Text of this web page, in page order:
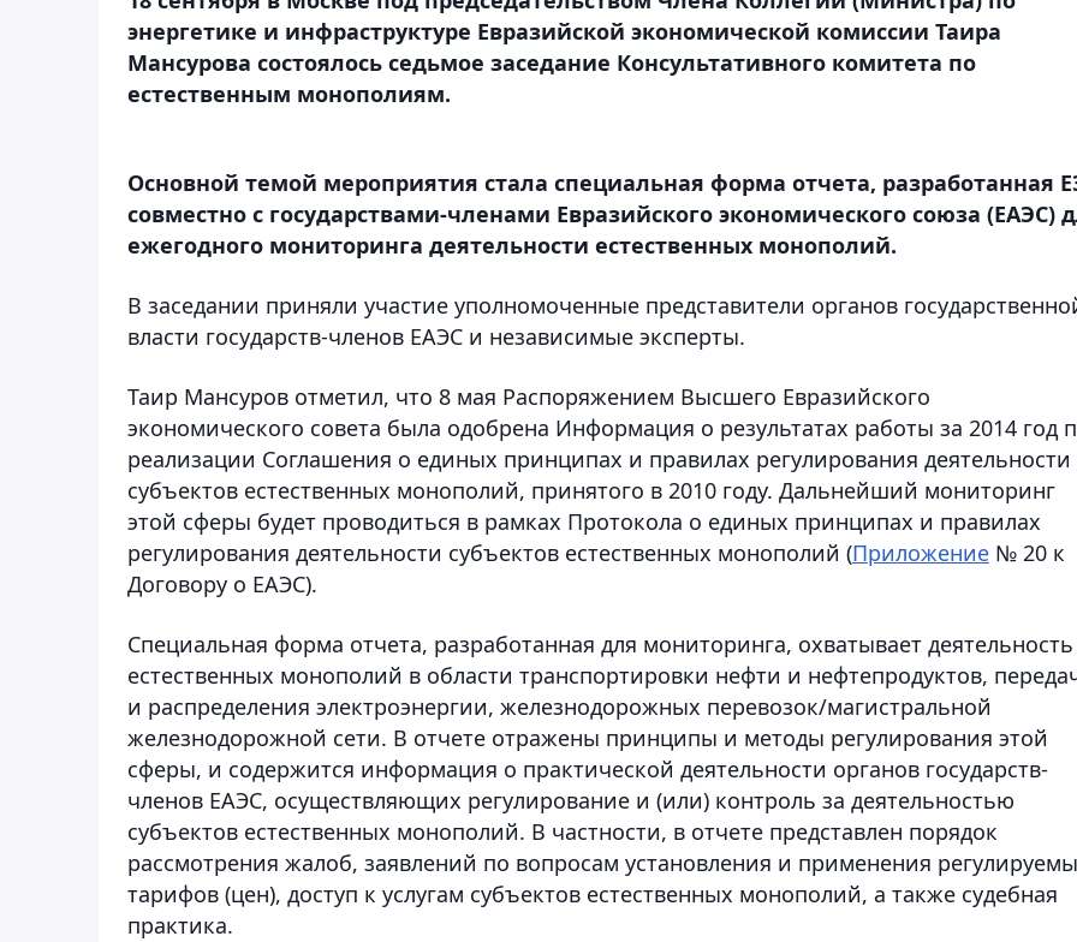
энергетике и инфраструктуре Евразийской экономической комиссии Таира
Мансурова состоялось седьмое заседание Консультативного комитета по
естественным монополиям.
Основной темой мероприятия стала специальная форма отчета, разработанная
совместно с государствами-членами Евразийского экономического союза (ЕАЭС)
ежегодного мониторинга деятельности естественных монополий.
В заседании приняли участие уполномоченные представители органов
власти государств-членов ЕАЭС и независимые эксперты.
Таир Мансуров отметил, что 8 мая Распоряжением Высшего Евразийского
экономического совета была одобрена Информация о результатах работы за 2014 год
реализации Соглашения о единых принципах и правилах регулирования деятельности
субъектов естественных монополий, принятого в 2010 году. Дальнейший мониторинг
этой сферы будет проводиться в рамках Протокола о единых принципах и правилах
регулирования деятельности субъектов естественных монополий (Приложение № 20 к
Договору о ЕАЭС).
Специальная форма отчета, разработанная для мониторинга, охватывает деятельность
естественных монополий в области транспортировки нефти и нефтепродуктов,
и распределения электроэнергии, железнодорожных перевозок/магистральной
железнодорожной сети. В отчете отражены принципы и методы регулирования этой
сферы, и содержится информация о практической деятельности органов государств-
членов ЕАЭС, осуществляющих регулирование и (или) контроль за деятельностью
субъектов естественных монополий. В частности, в отчете представлен порядок
рассмотрения жалоб, заявлений по вопросам установления и применения
тарифов (цен), доступ к услугам субъектов естественных монополий, а также судебная
практика.